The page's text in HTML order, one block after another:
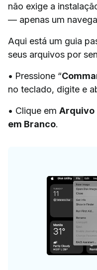
não exige a
— apenas um
Aqui está um guia
seus arquivos por
• Pressione “
no teclado, digite e
• Clique em Arquivo
em Branco.